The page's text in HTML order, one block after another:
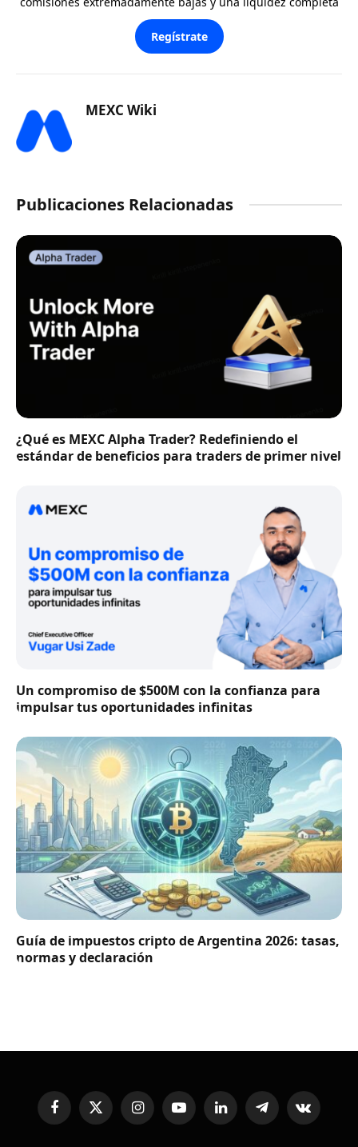
Regístrate
MEXC Wiki
Publicaciones Relacionadas
¿Qué es MEXC Alpha Trader? Redefiniendo el
estándar de beneficios para traders de primer nivel
Un compromiso de $500M con la confianza para
impulsar tus oportunidades infinitas
Guía de impuestos cripto de Argentina 2026: tasas,
normas y declaración
FacebookX
(Twitter)
InstagramYouTubeLinkedInTelegramVKontakte